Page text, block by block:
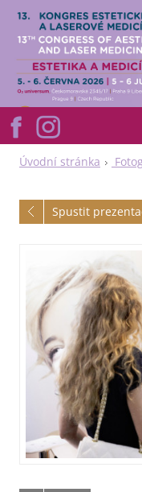
Úvodní stránka
Spustit